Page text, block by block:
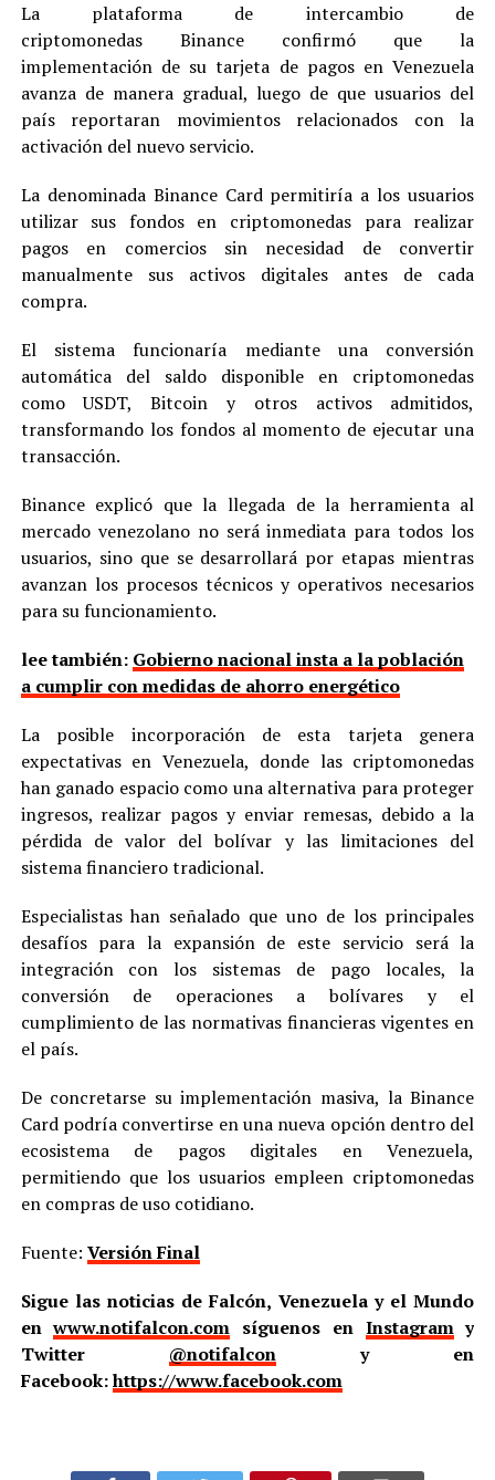
La plataforma de intercambio de
criptomonedas Binance confirmó que la
implementación de su tarjeta de pagos en Venezuela
avanza de manera gradual, luego de que usuarios del
país reportaran movimientos relacionados con la
activación del nuevo servicio.
La denominada Binance Card permitiría a los usuarios
utilizar sus fondos en criptomonedas para realizar
pagos en comercios sin necesidad de convertir
manualmente sus activos digitales antes de cada
compra.
El sistema funcionaría mediante una conversión
automática del saldo disponible en criptomonedas
como USDT, Bitcoin y otros activos admitidos,
transformando los fondos al momento de ejecutar una
transacción.
Binance explicó que la llegada de la herramienta al
mercado venezolano no será inmediata para todos los
usuarios, sino que se desarrollará por etapas mientras
avanzan los procesos técnicos y operativos necesarios
para su funcionamiento.
lee también: Gobierno nacional insta a la población
a cumplir con medidas de ahorro energético
La posible incorporación de esta tarjeta genera
expectativas en Venezuela, donde las criptomonedas
han ganado espacio como una alternativa para proteger
ingresos, realizar pagos y enviar remesas, debido a la
pérdida de valor del bolívar y las limitaciones del
sistema financiero tradicional.
Especialistas han señalado que uno de los principales
desafíos para la expansión de este servicio será la
integración con los sistemas de pago locales, la
conversión de operaciones a bolívares y el
cumplimiento de las normativas financieras vigentes en
el país.
De concretarse su implementación masiva, la Binance
Card podría convertirse en una nueva opción dentro del
ecosistema de pagos digitales en Venezuela,
permitiendo que los usuarios empleen criptomonedas
en compras de uso cotidiano.
Fuente: Versión Final
Sigue las noticias de Falcón, Venezuela y el Mundo
enwww.notifalcon.com síguenos en Instagramy
Twitter @notifalcony en
Facebook:https://www.facebook.com